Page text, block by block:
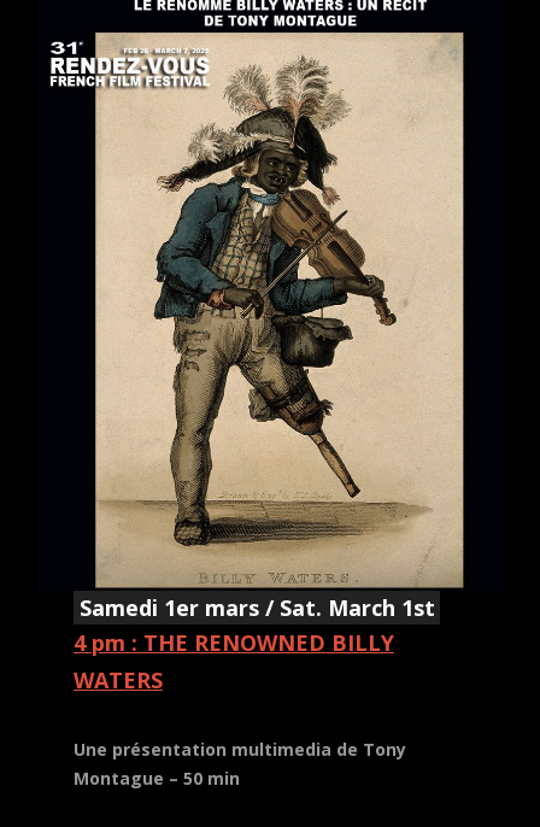
Samedi 1er mars / Sat. March 1st
4 pm : THE RENOWNED BILLY
WATERS
Une présentation multimedia de Tony
Montague – 50 min